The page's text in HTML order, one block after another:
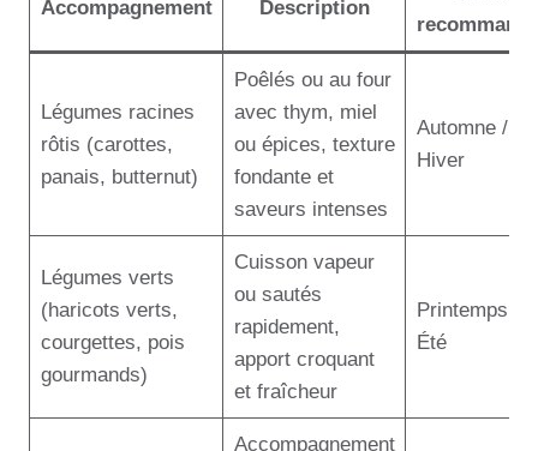
Accompagnement Description
Légumes racines
rôtis (carottes,
panais, butternut)
Poêlés ou au four
avec thym, miel
ou épices, texture
fondante et
saveurs intenses
Automne /
Hiver
Légumes verts
(haricots verts,
courgettes, pois
gourmands)
Cuisson vapeur
ou sautés
rapidement,
apport croquant
et fraîcheur
Printemps /
Été
Accompagnement